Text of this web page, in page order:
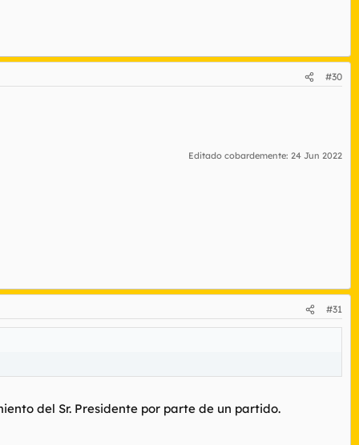
#30
Editado cobardemente: 24 Jun 2022
#31
del Sr. Presidente por parte de un partido.